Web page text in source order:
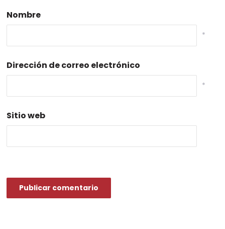
Nombre
*
Dirección de correo electrónico
*
Sitio web